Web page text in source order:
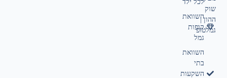
לכל ילד
השוואת
קופות
גמל
השוואת
בתי
השקעות
שוק
ההון |
גמלטופ